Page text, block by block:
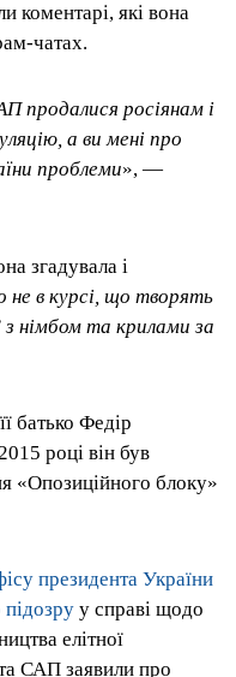
коментарі, які вона
чатах.
росіянам і
а ви мені про
проблеми», —
згадувала і
не в курсі, що творять
німбом та крилами за
батько Федір
році він був
«Опозиційного блоку»
президента України
у справі щодо
елітної
САП заявили про